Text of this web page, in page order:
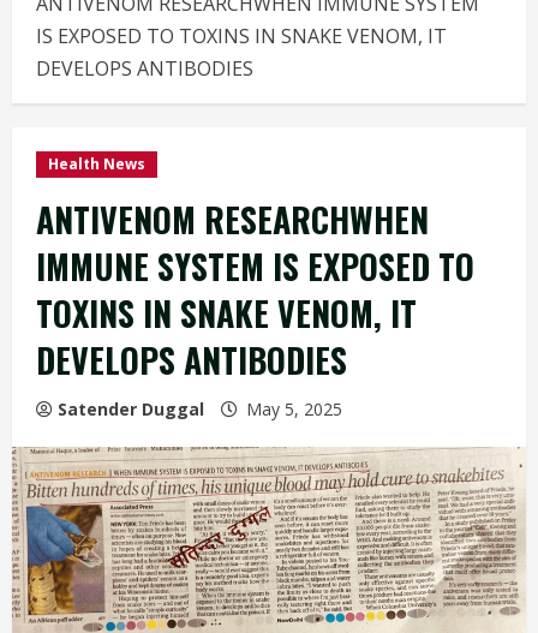
IS EXPOSED TO TOXINS IN SNAKE VENOM, IT
DEVELOPS ANTIBODIES
Health News
ANTIVENOM RESEARCHWHEN
IMMUNE SYSTEM IS EXPOSED TO
TOXINS IN SNAKE VENOM, IT
DEVELOPS ANTIBODIES
Satender Duggal May 5, 2025